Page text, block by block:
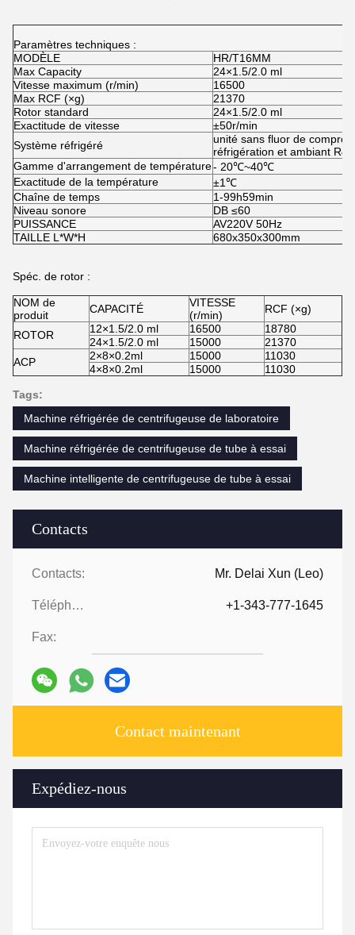
Contacts
Contacts: Mr. Delai Xun (Leo)
Téléphone :: +1-343-777-1645
Fax:
Contact maintenant
Expédiez-nous
Paramètres techniques :
MODÈLE
HR/T16MM
Max Capacity
24×1.5/2.0 ml
Vitesse maximum (r/min)
16500
Max RCF (×g)
21370
Rotor standard
24×1.5/2.0 ml
Exactitude de vitesse
±50r/min
Système réfrigéré
unité sans fluor de
réfrigération et ambiant
Gamme d'arrangement de température- 20℃~40℃
Exactitude de la température
±1℃
Chaîne de temps
1-99h59min
Niveau sonore
DB ≤60
PUISSANCE
AV220V 50Hz
TAILLE L*W*H
680x350x300mm
Spéc. de rotor :
NOM de
produit
CAPACITÉ
VITESSE
(r/min)
RCF (×g)
ROTOR 12×1.5/2.0 ml 16500
18780
24×1.5/2.0 ml
15000
21370
ACP
2×8×0.2ml 15000
11030
4×8×0.2ml
15000
11030
Tags:
Machine réfrigérée de centrifugeuse de laboratoire
Machine réfrigérée de centrifugeuse de tube à essai
Machine intelligente de centrifugeuse de tube à essai